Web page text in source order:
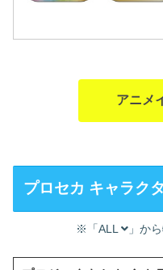
アニメ
プロセカ キャラク
※「ALL 」か